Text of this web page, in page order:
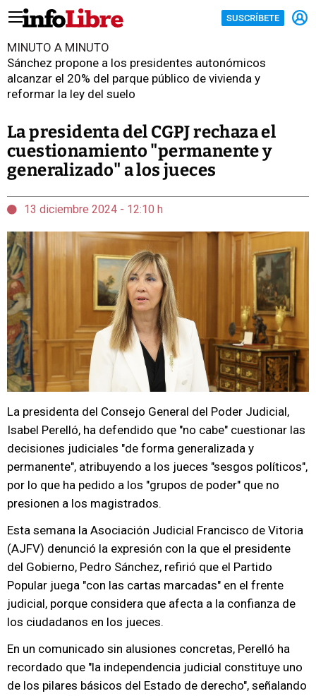
SUSCRÍBETE
MINUTO A MINUTO
Sánchez propone a los presidentes autonómicos
alcanzar el 20% del parque público de vivienda y
reformar la ley del suelo
La presidenta del CGPJ rechaza el
cuestionamiento "permanente y
generalizado" a los jueces
13 diciembre 2024 - 12:10 h
La presidenta del Consejo General del Poder Judicial,
Isabel Perelló, ha defendido que "no cabe" cuestionar las
decisiones judiciales "de forma generalizada y
permanente", atribuyendo a los jueces "sesgos políticos",
por lo que ha pedido a los "grupos de poder" que no
presionen a los magistrados.
Esta semana la Asociación Judicial Francisco de Vitoria
(AJFV) denunció la expresión con la que el presidente
del Gobierno, Pedro Sánchez, refirió que el Partido
Popular juega "con las cartas marcadas" en el frente
judicial, porque considera que afecta a la confianza de
los ciudadanos en los jueces.
En un comunicado sin alusiones concretas, Perelló ha
recordado que "la independencia judicial constituye uno
de los pilares básicos del Estado de derecho", señalando